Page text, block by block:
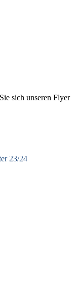
sich unseren Flyer
23/24